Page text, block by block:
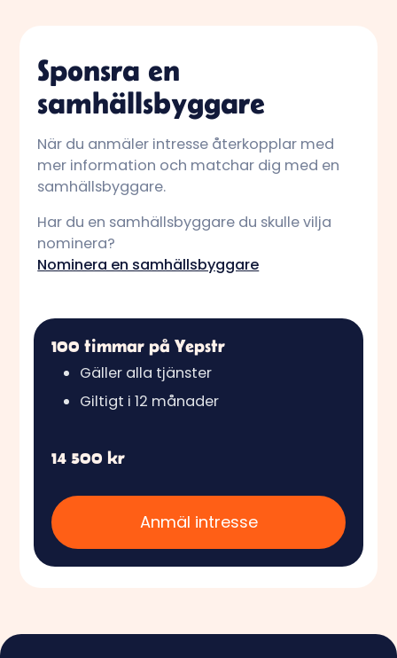
Sponsra en
samhällsbyggare
När du anmäler intresse återkopplar med
mer information och matchar dig med en
samhällsbyggare.
Har du en samhällsbyggare du skulle vilja
nominera?
Nominera en samhällsbyggare
100 timmar på Yepstr
Gäller alla tjänster
Giltigt i 12 månader
14 500 kr
Anmäl intresse